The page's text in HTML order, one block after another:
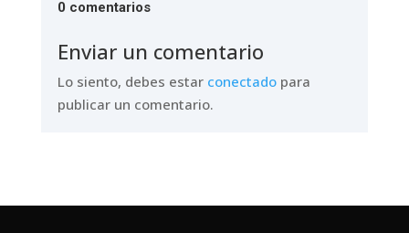
0 comentarios
Enviar un comentario
Lo siento, debes estar conectadopara
publicar un comentario.